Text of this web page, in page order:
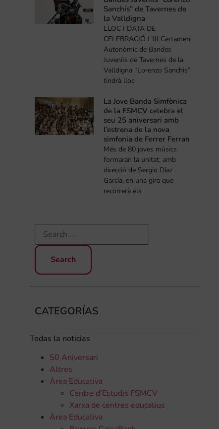
Sanchís” de Tavernes de
la Valldigna
LLOC I DATA DE
CELEBRACIÓ L’III Certamen
Autonòmic de Bandes
Juvenils de Tavernes de la
Valldigna “Lorenzo Sanchis”
tindrà lloc
La Jove Banda Simfònica
de la FSMCV celebra el
seu 25 aniversari amb
l’estrena de la nova
simfonia de Ferrer Ferran
Més de 80 joves músics
formaran la unitat, amb
direcció de Sergio Díaz
García, en una gira que
recorrerà els
CATEGORÍAS
Todas la noticias
50 Aniversari
Altres
Àrea Educativa
Centre d'Estudis FSMCV
Xarxa de centres educatius
Àrea Educativa